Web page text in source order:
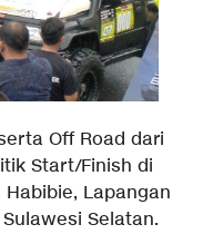
Off Road dari
Start/Finish di
Lapangan
Selatan.